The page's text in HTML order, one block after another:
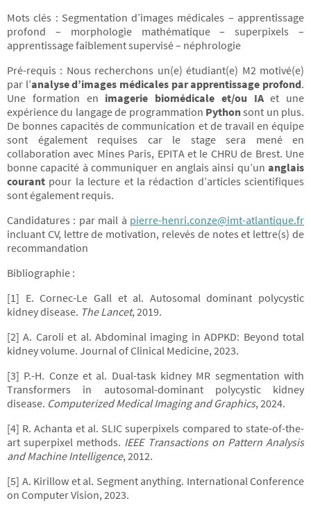
Mots clés : Segmentation d’images médicales – apprentissage
profond – morphologie mathématique – superpixels –
apprentissage faiblement supervisé – néphrologie
Pré-requis : Nous recherchons un(e) étudiant(e) M2 motivé(e)
par l’analyse d’images médicales par apprentissage profond.
Une formation en imagerie biomédicale et/ou IAet une
expérience du langage de programmation Pythonsont un plus.
De bonnes capacités de communication et de travail en équipe
sont également requises car le stage sera mené en
collaboration avec Mines Paris, EPITA et le CHRU de Brest. Une
bonne capacité à communiquer en anglais ainsi qu’un anglais
courant pour la lecture et la rédaction d’articles scientifiques
sont également requis.
Candidatures : par mail à pierre-henri.conze@imt-atlantique.fr
incluant CV, lettre de motivation, relevés de notes et lettre(s) de
recommandation
Bibliographie :
[1] E. Cornec-Le Gall et al. Autosomal dominant polycystic
kidney disease. The Lancet, 2019.
[2] A. Caroli et al. Abdominal imaging in ADPKD: Beyond total
kidney volume. Journal of Clinical Medicine, 2023.
[3] P.-H. Conze et al. Dual-task kidney MR segmentation with
Transformers in autosomal-dominant polycystic kidney
disease. Computerized Medical Imaging and Graphics, 2024.
[4] R. Achanta et al. SLIC superpixels compared to state-of-the-
art superpixel methods. IEEE Transactions on Pattern Analysis
and Machine Intelligence, 2012.
[5] A. Kirillow et al. Segment anything. International Conference
on Computer Vision, 2023.